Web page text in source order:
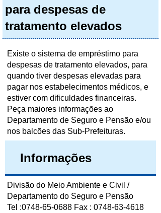
para despesas de
tratamento elevados
Existe o sistema de empréstimo para
despesas de tratamento elevados, para
quando tiver despesas elevadas para
pagar nos estabelecimentos médicos, e
estiver com dificuldades financeiras.
Peça maiores informações ao
Departamento de Seguro e Pensão e/ou
nos balcões das Sub-Prefeituras.
Informações
Divisão do Meio Ambiente e Civil /
Departamento do Seguro e Pensão
Tel :0748-65-0688 Fax : 0748-63-4618